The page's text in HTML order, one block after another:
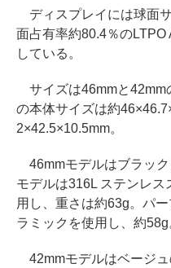
ディスプレイには球面
面占有率約80.4％の
している。
サイズは46mmと42mm
の本体サイズは約
2×42.5×10.5mm。
46mmモデルはブラック
モデルは316L ステンレ
用し、重さは約63g。パ
ラミックを使用し、約58g
42mmモデルはベージュ